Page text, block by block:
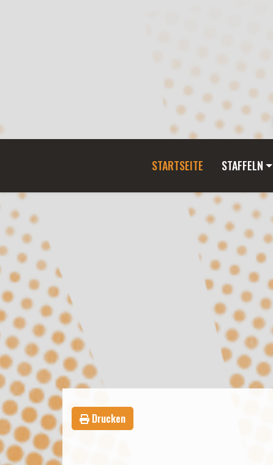
STARTSEITE STAFFELN
Drucken